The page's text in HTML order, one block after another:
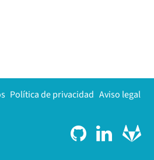
Política de privacidad Aviso legal